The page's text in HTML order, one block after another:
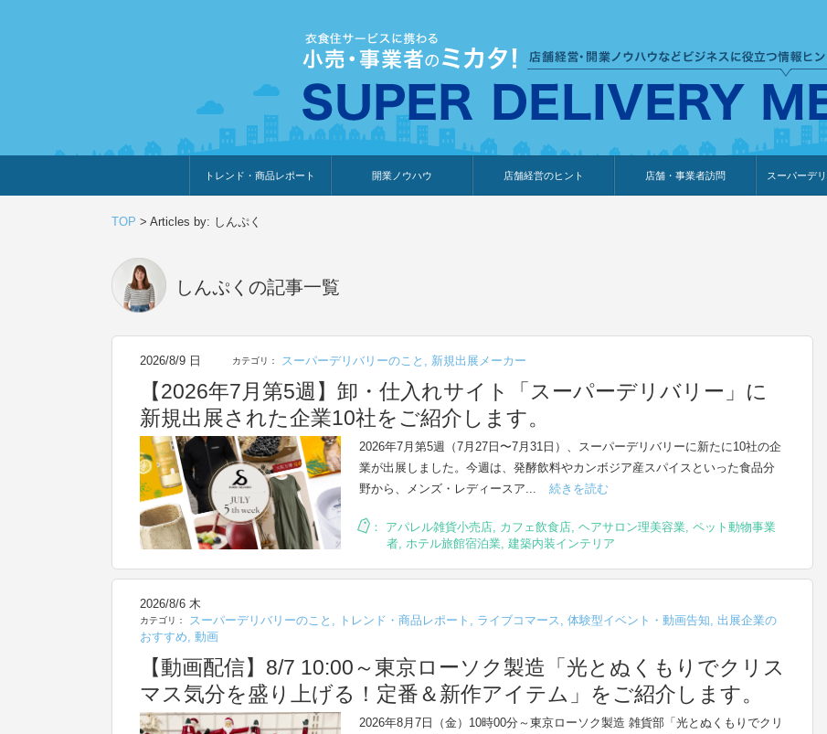
トレンド・商品レポート
トレンド・特集
人気ランキング
出展企業のおすすめ
商品体験・レビュー
暮らしの提案
開業ノウハウ 店舗経営のヒント 店舗・事業者訪問 スーパーデ
TOP > Articles by: しんぷく
しんぷく の記事一覧
2026/8/9 日 カテゴリ： スーパーデリバリーのこと , 新規出展メーカー
【2026年7月第5週】卸・仕入れサイト「スーパーデリバリー」に
新規出展された企業10社をご紹介します。
2026年7月第5週（7月27日〜7月31日）、スーパーデリバリーに新たに10社の企
業が出展しました。今週は、発酵飲料やカンボジア産スパイスといった食品分
野から、メンズ・レディースア...
続きを読む
： アパレル雑貨小売店, カフェ飲食店, ヘアサロン理美容業, ペット動物事業
者, ホテル旅館宿泊業, 建築内装インテリア
2026/8/6 木
カテゴリ： スーパーデリバリーのこと , トレンド・商品レポート , ライブコマース, 体験型イベント・動画告知, 出展企業の
おすすめ, 動画
【動画配信】8/7 10:00～東京ローソク製造「光とぬくもりでクリス
マス気分を盛り上げる！定番＆新作アイテム」をご紹介します。
2026年8月7日（金）10時00分～東京ローソク製造 雑貨部「光とぬくもりでクリ